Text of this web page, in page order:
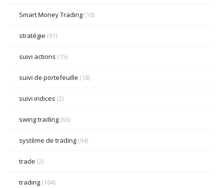
Smart Money Trading (10)
stratégie (91)
suivi actions (15)
suivi de portefeuille (18)
suivi indices (2)
swing trading (65)
système de trading (94)
trade (2)
trading (184)